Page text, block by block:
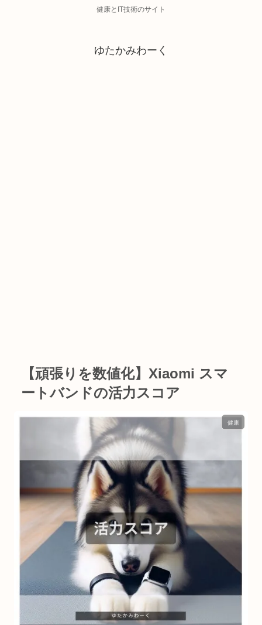
健康とIT技術のサイト
ゆたかみわーく
【頑張りを数値化】Xiaomi スマ
ートバンドの活力スコア
健康